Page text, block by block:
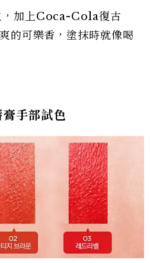
，加上Coca-Cola復古
的可樂香，塗抹時就像喝
手部試色